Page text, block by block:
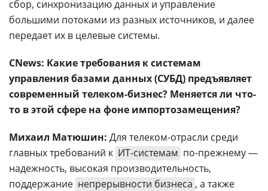
сбор, синхронизацию данных и управление
большими потоками из разных источников, и далее
передает их в целевые системы.
CNews: Какие требования к системам
управления базами данных (СУБД) предъявляет
современный телеком-бизнес? Меняется ли что-
то в этой сфере на фоне импортозамещения?
Михаил Матюшин: Для телеком-отрасли среди
главных требований к ИТ-системам по-прежнему —
надежность, высокая производительность,
поддержание непрерывности бизнеса , а также